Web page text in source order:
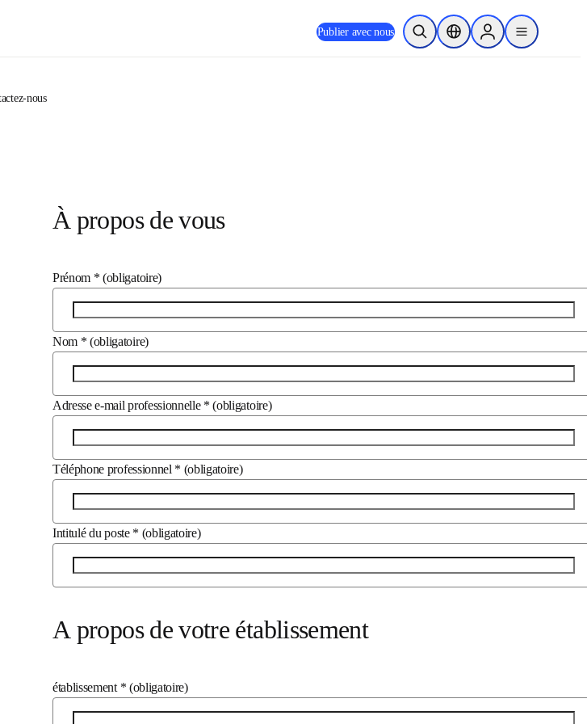
Publier avec nous Ouvrir la recherche
Sélecteur de localisation
Sign in to products
menu
Contactez-nous
À propos de vous
Prénom*(obligatoire)
Nom * (obligatoire)
Adresse e-mail professionnelle*(obligatoire)
Téléphone professionnel*(obligatoire)
Intitulé du poste*(obligatoire)
A propos de votre établissement
établissement*(obligatoire)